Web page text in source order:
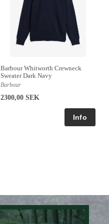
Barbour Whitworth Crewneck
Sweater Dark Navy
Barbour
2300,00 SEK